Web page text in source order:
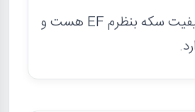
سلام ، کیفیت سکه بنظرم EF هست و